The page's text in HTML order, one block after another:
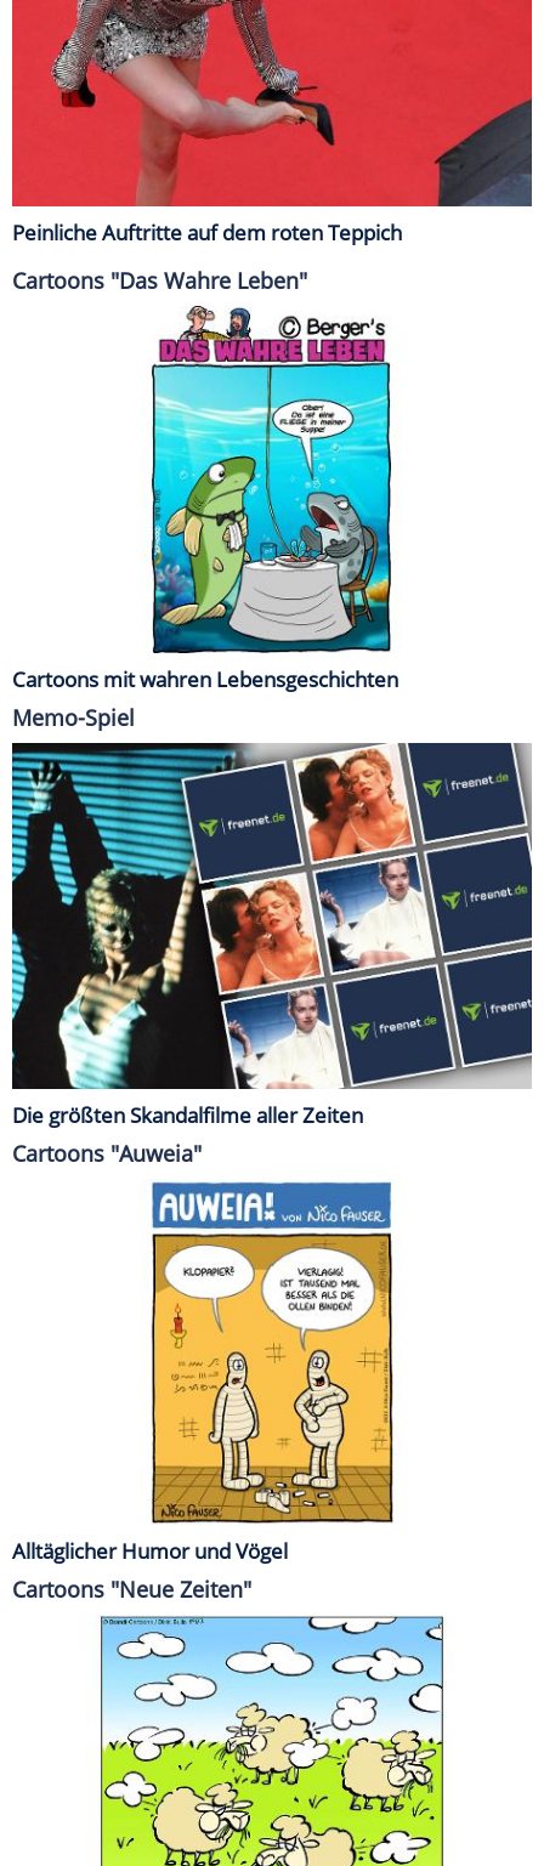
Peinliche Auftritte auf dem roten Teppich
Cartoons "Das Wahre Leben"
Cartoons mit wahren Lebensgeschichten
Memo-Spiel
Die größten Skandalfilme aller Zeiten
Cartoons "Auweia"
Alltäglicher Humor und Vögel
Cartoons "Neue Zeiten"